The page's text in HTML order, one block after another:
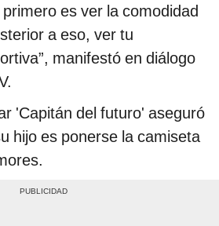
es ver la comodidad
a eso, ver tu
manifestó en diálogo
'Capitán del futuro' aseguró
hijo es ponerse la camiseta